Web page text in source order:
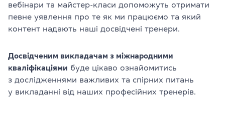
вебінари та майстер-класи допоможуть отримати
певне уявлення про те як ми працюємо та який
контент надають наші досвідчені тренери.
Досвідченим викладачам з міжнародними
кваліфікаціями буде цікаво ознайомитись
з дослідженнями важливих та спірних питань
у викладанні від наших професійних тренерів.